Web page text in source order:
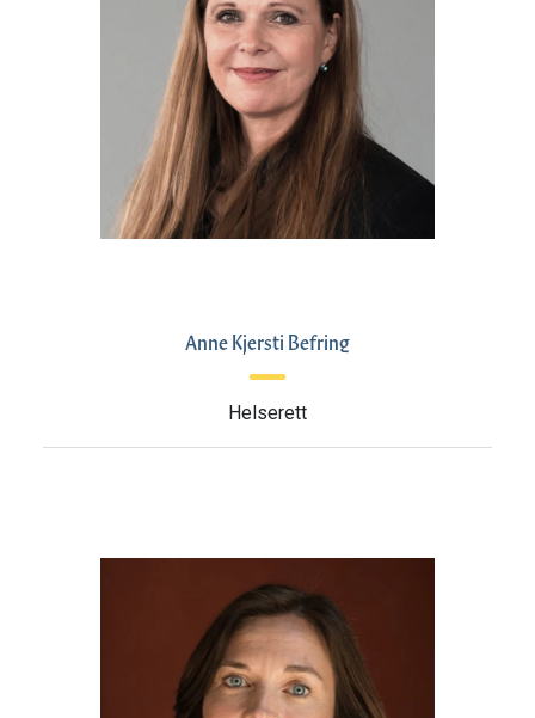
Anne Kjersti Befring
Helserett